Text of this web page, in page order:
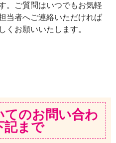
。ご質問はいつでもお気軽
当者へご連絡いただければ
くお願いいたします。
てのお問い合わ
記まで